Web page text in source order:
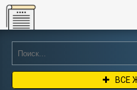
Online-knigi.org
ВСЕ